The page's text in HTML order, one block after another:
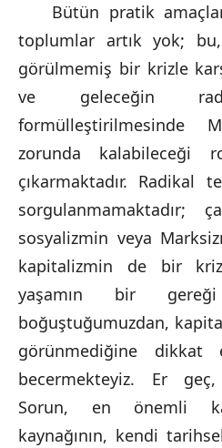
Bütün pratik
toplumlar artık yok;
görülmemiş bir krizle
ve geleceğin
formülleştirilmesinde
zorunda kalabileceği
çıkarmaktadır. Radikal
sorgulanmamaktadır;
sosyalizmin veya
kapitalizmin de bir
yaşamın bir
boğuştuğumuzdan,
görünmediğine dikkat
becermekteyiz. Er
Sorun, en önemli
kaynağının, kendi